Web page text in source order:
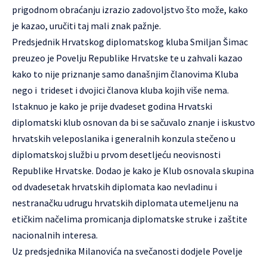
prigodnom obraćanju izrazio zadovoljstvo što može, kako
je kazao, uručiti taj mali znak pažnje.
Predsjednik Hrvatskog diplomatskog kluba Smiljan Šimac
preuzeo je Povelju Republike Hrvatske te u zahvali kazao
kako to nije priznanje samo današnjim članovima Kluba
nego i trideset i dvojici članova kluba kojih više nema.
Istaknuo je kako je prije dvadeset godina Hrvatski
diplomatski klub osnovan da bi se sačuvalo znanje i iskustvo
hrvatskih veleposlanika i generalnih konzula stečeno u
diplomatskoj službi u prvom desetljeću neovisnosti
Republike Hrvatske. Dodao je kako je Klub osnovala skupina
od dvadesetak hrvatskih diplomata kao nevladinu i
nestranačku udrugu hrvatskih diplomata utemeljenu na
etičkim načelima promicanja diplomatske struke i zaštite
nacionalnih interesa.
Uz predsjednika Milanovića na svečanosti dodjele Povelje